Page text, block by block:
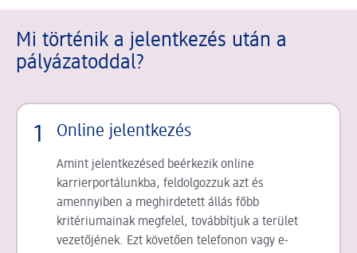
Mi történik a jelentkezés után a
pályázatoddal?
1 Online jelentkezés
Amint jelentkezésed beérkezik online
karrierportálunkba, feldolgozzuk azt és
amennyiben a meghirdetett állás főbb
kritériumainak megfelel, továbbítjuk a terület
vezetőjének. Ezt követően telefonon vagy e-